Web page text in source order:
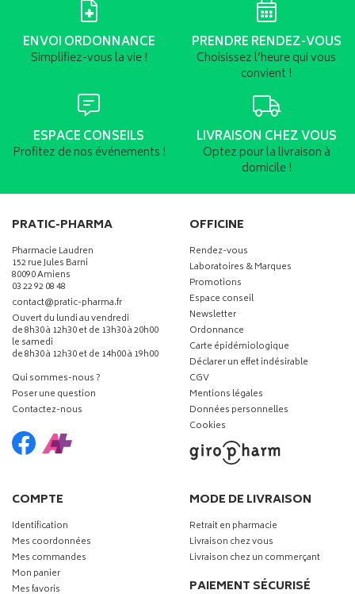
ENVOI ORDONNANCE
Simplifiez-vous la vie !
PRENDRE RENDEZ-VOUS
Choisissez l’heure qui vous
convient !
ESPACE CONSEILS
Profitez de nos événements !
LIVRAISON CHEZ VOUS
Optez pour la livraison à
domicile !
PRATIC-PHARMA
Pharmacie Laudren
152 rue Jules Barni
80090 Amiens
03 22 92 08 48
contact-
@-
pratic-pharma.fr
Ouvert du lundi au vendredi
de 8h30 à 12h30 et de 13h30 à 20h00
le samedi
de 8h30 à 12h30 et de 14h00 à 19h00
Qui sommes-nous ?
Poser une question
Contactez-nous
OFFICINE
Rendez-vous
Laboratoires & Marques
Promotions
Espace conseil
Newsletter
Ordonnance
Carte épidémiologique
Déclarer un effet indésirable
CGV
Mentions légales
Données personnelles
Cookies
COMPTE
Identification
Mes coordonnées
Mes commandes
Mon panier
Mes favoris
MODE DE LIVRAISON
Retrait en pharmacie
Livraison chez vous
Livraison chez un commerçant
PAIEMENT SÉCURISÉ